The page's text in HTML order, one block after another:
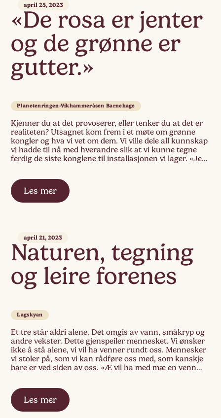
«De rosa er jenter
og de grønne er
gutter.»
april 25, 2023
Planetenringen-Vikhammeråsen Barnehage
Kjenner du at det provoserer, eller tenker du at det er
realiteten? Utsagnet kom frem i et møte om grønne
kongler og hva vi vet om dem. Vi ville dele all kunnskap
vi hadde til nå med hverandre slik at vi kunne tegne
ferdig de siste konglene til installasjonen vi lager. «Jeg
Les mer
Naturen, tegning
og leire forenes
april 21, 2023
Lagskyan
Et tre står aldri alene. Det omgis av vann, småkryp og
andre vekster. Dette gjenspeiler mennesket. Vi ønsker
ikke å stå alene, vi vil ha venner rundt oss. Mennesker
vi stoler på, som vi kan rådføre oss med, som kanskje
bare er ved siden av oss. «Æ vil ha med mæ en venn
Les mer